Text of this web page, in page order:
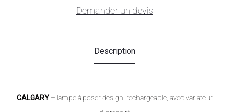
Demander un devis
Description
CALGARY– lampe à poser design, rechargeable, avec variateur